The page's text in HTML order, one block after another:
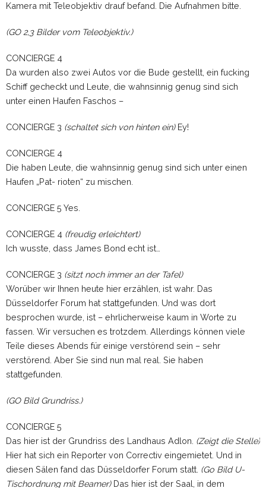
Kamera mit Teleobjektiv drauf befand. Die Aufnahmen bitte.
(GO 2,3 Bilder vom Teleobjektiv.)
CONCIERGE 4
Da wurden also zwei Autos vor die Bude gestellt, ein fucking
Schiff gecheckt und Leute, die wahnsinnig genug sind sich
unter einen Haufen Faschos –
CONCIERGE 3 (schaltet sich von hinten ein) Ey!
CONCIERGE 4
Die haben Leute, die wahnsinnig genug sind sich unter einen
Haufen „Pat- rioten“ zu mischen.
CONCIERGE 5 Yes.
CONCIERGE 4 (freudig erleichtert)
Ich wusste, dass James Bond echt ist…
CONCIERGE 3 (sitzt noch immer an der Tafel)
Worüber wir Ihnen heute hier erzählen, ist wahr. Das
Düsseldorfer Forum hat stattgefunden. Und was dort
besprochen wurde, ist – ehrlicherweise kaum in Worte zu
fassen. Wir versuchen es trotzdem. Allerdings können viele
Teile dieses Abends für einige verstörend sein – sehr
verstörend. Aber Sie sind nun mal real. Sie haben
stattgefunden.
(GO Bild Grundriss.)
CONCIERGE 5
Das hier ist der Grundriss des Landhaus Adlon. (Zeigt die Stelle)
Hier hat sich ein Reporter von Correctiv eingemietet. Und in
diesen Sälen fand das Düsseldorfer Forum statt. (Go Bild U-
Tischordnung mit Beamer) Das hier ist der Saal, in dem